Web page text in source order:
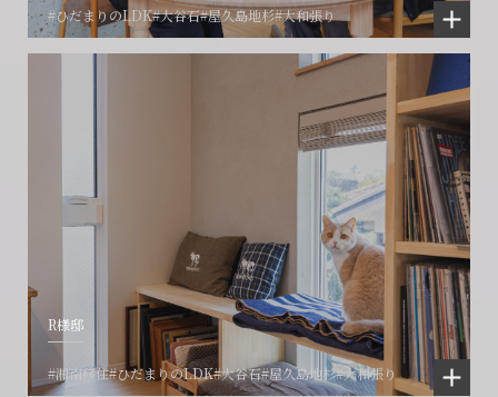
#ひだまりのLDK#大谷石#屋久島地杉#大和張り
R様邸
#湘南移住#ひだまりのLDK#大谷石#屋久島地杉#大和張り